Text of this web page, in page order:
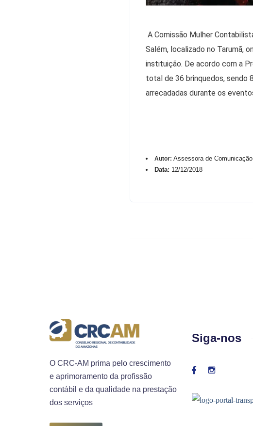
A Comissão Mulher
Salém, localizado no Tarumã,
instituição. De acordo com a
total de 36 brinquedos, sendo
arrecadadas durante os
Autor: Assessora de
Data: 12/12/2018
O CRC-AM prima pelo crescimento
e aprimoramento da profissão
contábil e da qualidade na prestação
dos serviços
Siga-nos